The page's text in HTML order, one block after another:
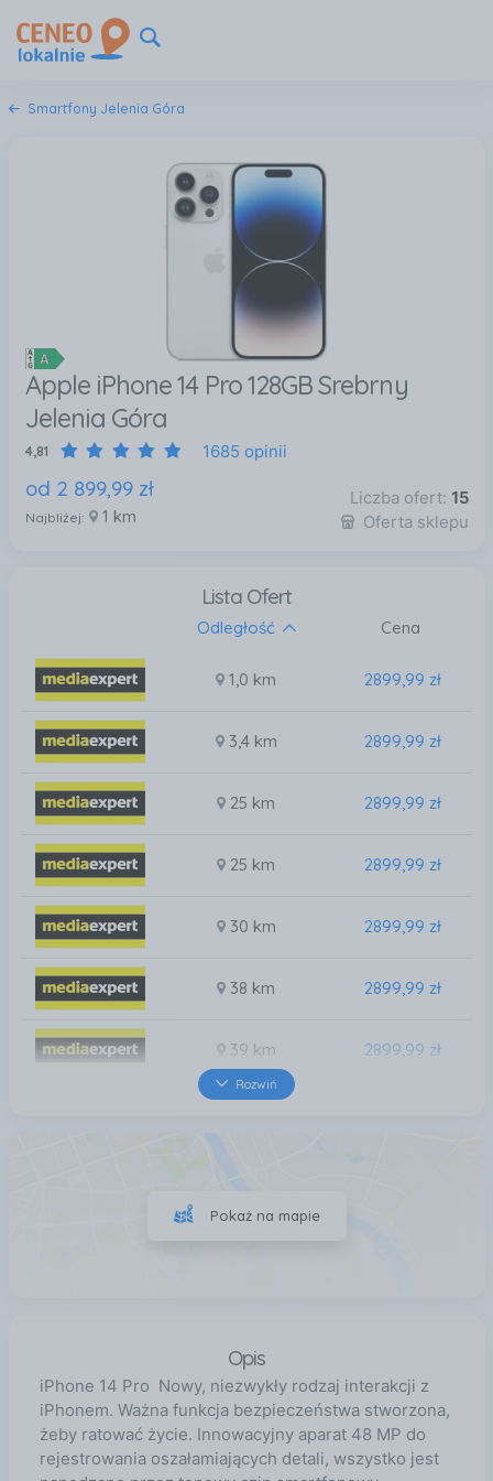
Smartfony Jelenia Góra
Apple iPhone 14 Pro 128GB Srebrny
Jelenia Góra
4,81 1685 opinii
od 2 899,99 zł
Najbliżej: 1 km
Liczba ofert: 15
Oferta sklepu
Lista Ofert
Odległość Cena
1,0 km 2899,99 zł
3,4 km 2899,99 zł
25 km 2899,99 zł
25 km 2899,99 zł
30 km 2899,99 zł
38 km 2899,99 zł
39 km 2899,99 zł
Rozwiń
Pokaż na mapie
Opis
iPhone 14 Pro Nowy, niezwykły rodzaj interakcji z
iPhonem. Ważna funkcja bezpieczeństwa stworzona,
żeby ratować życie. Innowacyjny aparat 48 MP do
rejestrowania oszałamiających detali, wszystko jest